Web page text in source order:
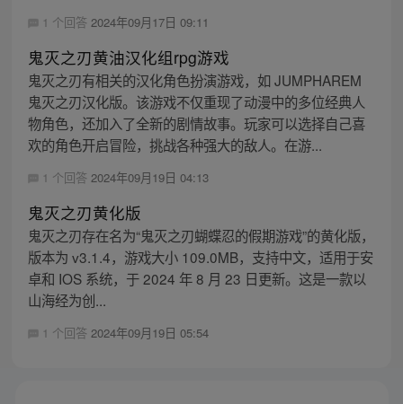
1 个回答 2024年09月17日 09:11
鬼灭之刃黄油汉化组rpg游戏
鬼灭之刃有相关的汉化角色扮演游戏，如 JUMPHAREM
鬼灭之刃汉化版。该游戏不仅重现了动漫中的多位经典人
物角色，还加入了全新的剧情故事。玩家可以选择自己喜
欢的角色开启冒险，挑战各种强大的敌人。在游...
1 个回答 2024年09月19日 04:13
鬼灭之刃黄化版
鬼灭之刃存在名为“鬼灭之刃蝴蝶忍的假期游戏”的黄化版，
版本为 v3.1.4，游戏大小 109.0MB，支持中文，适用于安
卓和 IOS 系统，于 2024 年 8 月 23 日更新。这是一款以
山海经为创...
1 个回答 2024年09月19日 05:54